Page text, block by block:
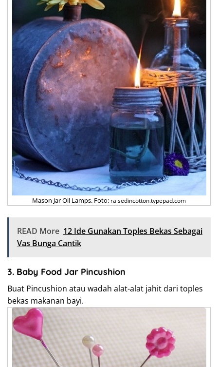
Mason Jar Oil Lamps. Foto: raisedincotton.typepad.com
READ More 12 Ide Gunakan Toples Bekas Sebagai
Vas Bunga Cantik
3. Baby Food Jar Pincushion
Buat Pincushion atau wadah alat-alat jahit dari toples
bekas makanan bayi.